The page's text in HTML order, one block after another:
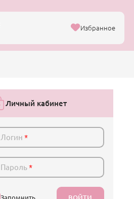
Избранное
Личный кабинет
Логин*
Пароль*